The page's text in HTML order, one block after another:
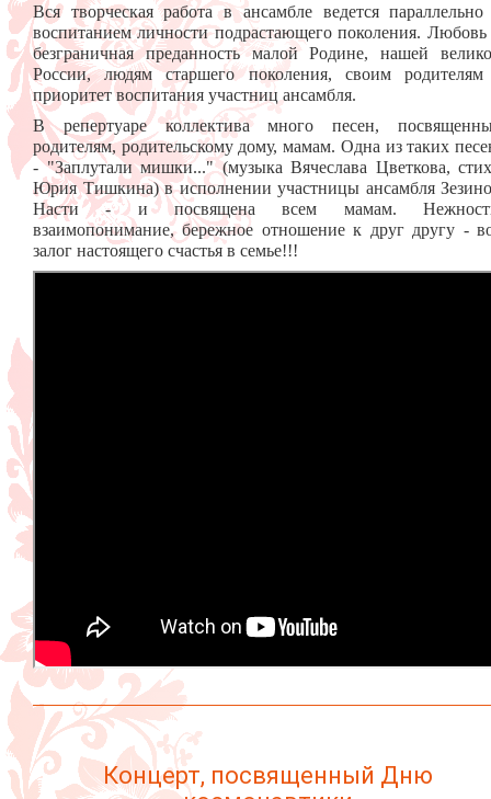
Вся творческая работа в ансамбле ведется
воспитанием личности подрастающего поколения.
безграничная преданность малой Родине, нашей
России, людям старшего поколения, своим
приоритет воспитания участниц ансамбля.
В репертуаре коллектива много песен,
родителям, родительскому дому, мамам. Одна из таких
- "Заплутали мишки..." (музыка Вячеслава Цветкова,
Юрия Тишкина) в исполнении участницы ансамбля
Насти - и посвящена всем мамам.
взаимопонимание, бережное отношение к друг другу -
залог настоящего счастья в семье!!!
Концерт, посвященный Дню